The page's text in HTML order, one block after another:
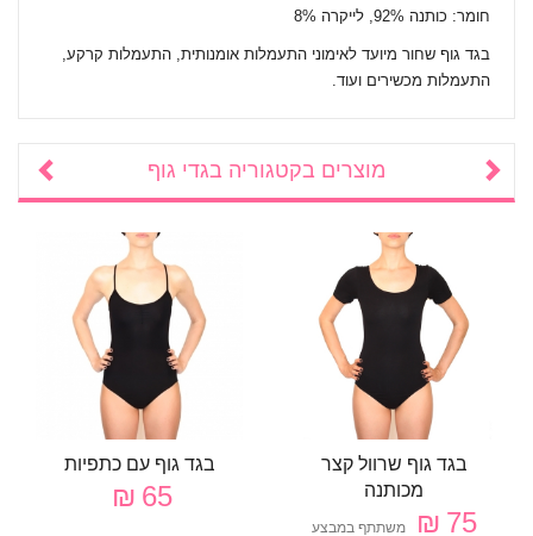
חומר: כותנה 92%, לייקרה 8%
בגד גוף שחור מיועד לאימוני התעמלות אומנותית, התעמלות קרקע,
התעמלות מכשירים ועוד.
מוצרים בקטגוריה בגדי גוף
בגד גוף שרוול קצר
מכותנה
75 ₪ משתתף במבצע
בגד גוף עם כתפיות
65 ₪